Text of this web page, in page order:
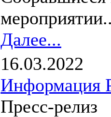
Далее...
16.03.2022
Информация
Пресс-релиз